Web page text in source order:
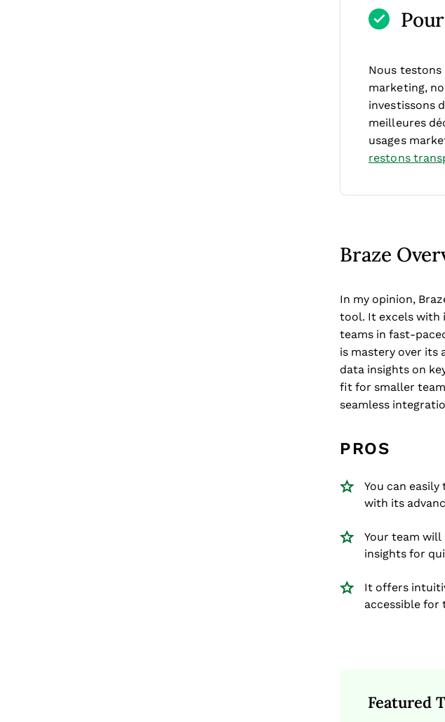
Nous testons
marketing,
investissons
meilleures
usages
restons
Braze
In my opinion,
tool. It excels with
teams in fast-
is mastery over its
data insights on
fit for smaller
seamless
PROS
You can
with its
Your team
insights for
It offers
accessible for
Featured